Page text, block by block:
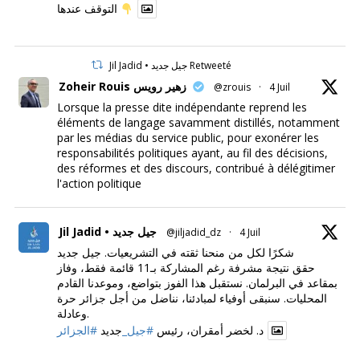
Jil Jadid • جيل جديد Retweeté
Zoheir Rouis زهير رويس @zrouis · 4 Juil
Lorsque la presse dite indépendante reprend les
éléments de langage savamment distillés, notamment
par les médias du service public, pour exonérer les
responsabilités politiques ayant, au fil des décisions,
des réformes et des discours, contribué à délégitimer
l'action politique
Jil Jadid • جيل جديد @jiljadid_dz · 4 Juil
شكرًا لكل من منحنا ثقته في التشريعيات. جيل جديد
حقق نتيجة مشرفة رغم المشاركة بـ11 قائمة فقط، وفاز
بمقاعد في البرلمان. نستقبل هذا الفوز بتواضع، وموعدنا القادم
المحليات. سنبقى أوفياء لمبادئنا، نناضل من أجل جزائر حرة
وعادلة.
د. لخضر أمقران، رئيس#جيل_ جديد#الجزائر